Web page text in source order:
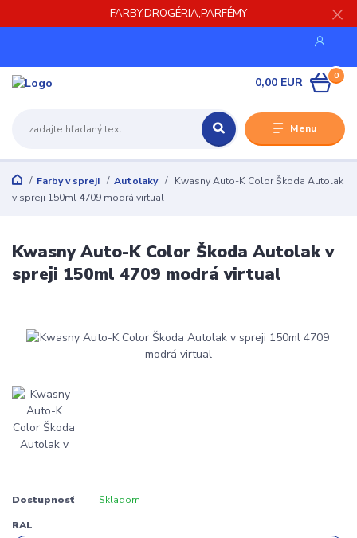
FARBY,DROGÉRIA,PARFÉMY
Menu
0
0,00 EUR
Farby v spreji Autolaky
Kwasny Auto-K Color Škoda Autolak
v spreji 150ml 4709 modrá virtual
Kwasny Auto-K Color Škoda Autolak v
spreji 150ml 4709 modrá virtual
Dostupnosť Skladom
RAL